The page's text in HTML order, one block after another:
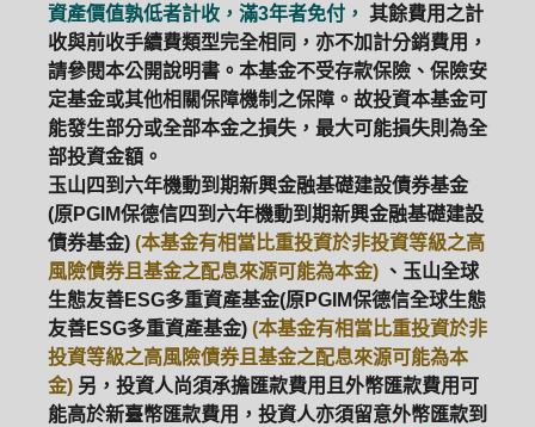
ETF 中國好時平衡 壽星優惠
醫療生化 中國品牌 0%手續費
基金申購
大中華
資產價值孰低者計收，滿3年者免付， 其餘費用之計
收與前收手續費類型完全相同，亦不加計分銷費用，
請參閱本公開說明書。本基金不受存款保險、保險安
定基金或其他相關保障機制之保障。故投資本基金可
能發生部分或全部本金之損失，最大可能損失則為全
部投資金額。
玉山四到六年機動到期新興金融基礎建設債券基金
(原PGIM保德信四到六年機動到期新興金融基礎建設
債券基金) (本基金有相當比重投資於非投資等級之高
風險債券且基金之配息來源可能為本金) 、玉山全球
生態友善ESG多重資產基金(原PGIM保德信全球生態
友善ESG多重資產基金) (本基金有相當比重投資於非
投資等級之高風險債券且基金之配息來源可能為本
金) 另，投資人尚須承擔匯款費用且外幣匯款費用可
能高於新臺幣匯款費用，投資人亦須留意外幣匯款到